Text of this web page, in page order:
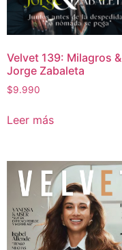
Velvet 139: Milagros &
Jorge Zabaleta
$9.990
Leer más